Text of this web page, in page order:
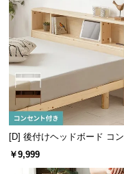
て
開
梱
置
ー
ビ
ス
伝統と信頼のデ
家具づくりの長い
場にて丁寧に作り
[D] 後付けヘッドボード コン
ト付き 置くだけ
￥9,999